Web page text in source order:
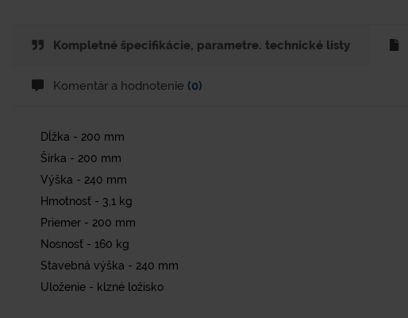
Kompletné špecifikácie, parametre. technické listy
Komentár a hodnotenie (0)
Dĺžka - 200 mm
Šírka - 200 mm
Výška - 240 mm
Hmotnosť - 3,1 kg
Priemer - 200 mm
Nosnosť - 160 kg
Stavebná výška - 240 mm
Uloženie - klzné ložisko